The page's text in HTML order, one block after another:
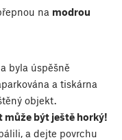
na modrou
byla úspěšně
a tiskárna
objekt.
může být ještě horký!
a dejte povrchu